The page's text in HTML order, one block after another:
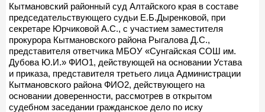
Кытмановский районный суд Алтайского края в составе
председательствующего судьи Е.Б.Дыренковой, при
секретаре Юрчиковой А.С., с участием заместителя
прокурора Кытмановского района Рыгалова Д.С.,
представителя ответчика МБОУ «Сунгайская СОШ им.
Дубова Ю.И.» ФИО1, действующей на основании Устава
и приказа, представителя третьего лица Администрации
Кытмановского района ФИО2, действующего на
основании доверенности, рассмотрев в открытом
судебном заседании гражданское дело по иску